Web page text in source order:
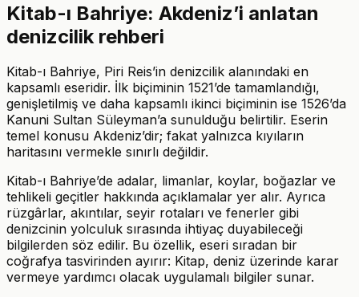
Kitab-ı Bahriye: Akdeniz’i anlatan
denizcilik rehberi
Kitab-ı Bahriye, Piri Reis’in denizcilik alanındaki en
kapsamlı eseridir. İlk biçiminin 1521’de tamamlandığı,
genişletilmiş ve daha kapsamlı ikinci biçiminin ise 1526’da
Kanuni Sultan Süleyman’a sunulduğu belirtilir. Eserin
temel konusu Akdeniz’dir; fakat yalnızca kıyıların
haritasını vermekle sınırlı değildir.
Kitab-ı Bahriye’de adalar, limanlar, koylar, boğazlar ve
tehlikeli geçitler hakkında açıklamalar yer alır. Ayrıca
rüzgârlar, akıntılar, seyir rotaları ve fenerler gibi
denizcinin yolculuk sırasında ihtiyaç duyabileceği
bilgilerden söz edilir. Bu özellik, eseri sıradan bir
coğrafya tasvirinden ayırır: Kitap, deniz üzerinde karar
vermeye yardımcı olacak uygulamalı bilgiler sunar.